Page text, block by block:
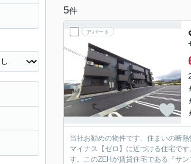
5件
アパート
当社お勧めの物件です。住まいの断
マイナス【ゼロ】に近づける住宅で
す。このZEHが賃貸住宅である『サ